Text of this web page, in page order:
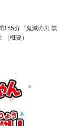
155分『鬼滅の刃 無
概要）